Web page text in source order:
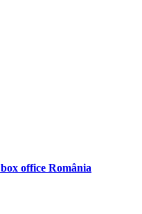
office România